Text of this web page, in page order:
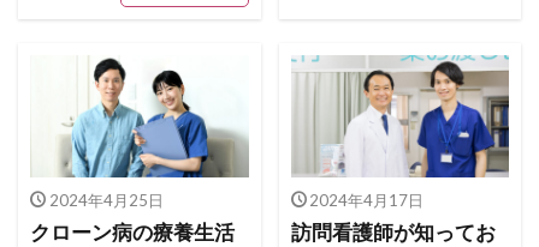
2024年4月25日
クローン病の療養生活
2024年4月17日
訪問看護師が知ってお